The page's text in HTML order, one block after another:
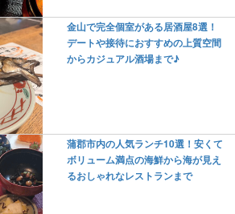
金山で完全個室がある居酒屋8選！
デートや接待におすすめの上質空間
からカジュアル酒場まで♪
蒲郡市内の人気ランチ10選！安くて
ボリューム満点の海鮮から海が見え
るおしゃれなレストランまで